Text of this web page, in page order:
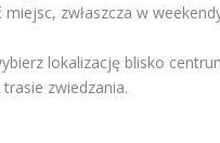
zwłaszcza w
lokalizację blisko
zwiedzania.